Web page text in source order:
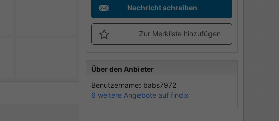
Nachricht schreiben
Zur Merkliste hinzufügen
Über den Anbieter
Benutzername: babs7972
6 weitere Angebote auf findix